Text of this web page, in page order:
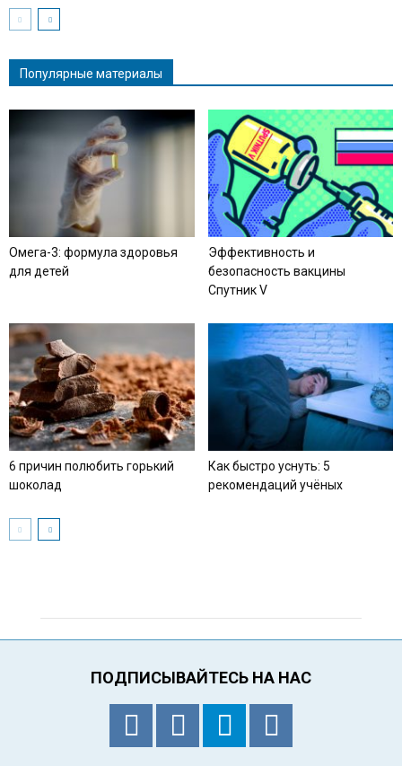
Популярные материалы
Омега-3: формула здоровья
для детей
Эффективность и
безопасность вакцины
Спутник V
6 причин полюбить горький
шоколад
Как быстро уснуть: 5
рекомендаций учёных
ПОДПИСЫВАЙТЕСЬ НА НАС